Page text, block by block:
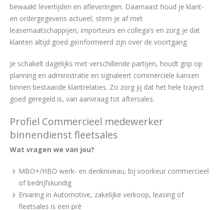
bewaakt levertijden en afleveringen. Daarnaast houd je klant-
en ordergegevens actueel, stem je af met
leasemaatschappijen, importeurs en collega’s en zorg je dat
klanten altijd goed geïnformeerd zijn over de voortgang.
Je schakelt dagelijks met verschillende partijen, houdt grip op
planning en administratie en signaleert commerciële kansen
binnen bestaande klantrelaties. Zo zorg jij dat het hele traject
goed geregeld is, van aanvraag tot aftersales.
Profiel Commercieel medewerker
binnendienst fleetsales
Wat vragen we van jou?
MBO+/HBO werk- en denkniveau, bij voorkeur commercieel
of bedrijfskundig
Ervaring in Automotive, zakelijke verkoop, leasing of
fleetsales is een pré